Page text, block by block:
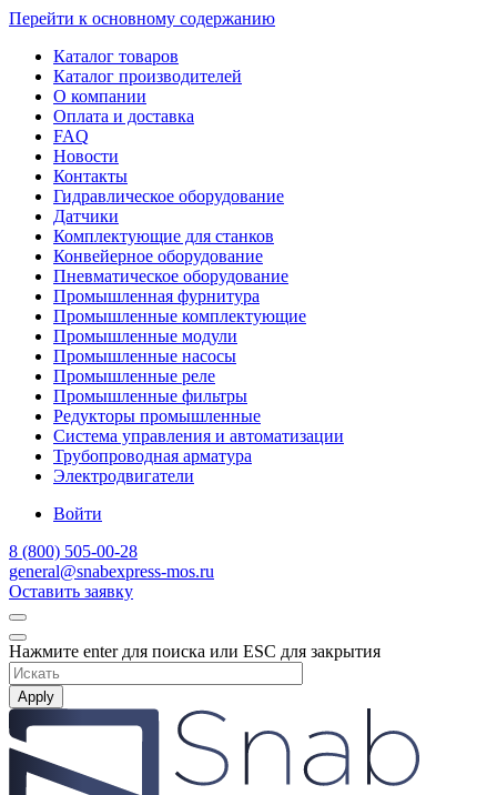
Перейти к основному содержанию
Каталог товаров
Каталог производителей
О компании
Оплата и доставка
FAQ
Новости
Контакты
Гидравлическое оборудование
Датчики
Комплектующие для станков
Конвейерное оборудование
Пневматическое оборудование
Промышленная фурнитура
Промышленные комплектующие
Промышленные модули
Промышленные насосы
Промышленные реле
Промышленные фильтры
Редукторы промышленные
Система управления и автоматизации
Трубопроводная арматура
Электродвигатели
Войти
8 (800) 505-00-28
general@snabexpress-mos.ru
Оставить заявку
Нажмите enter для поиска или ESC для закрытия
Apply